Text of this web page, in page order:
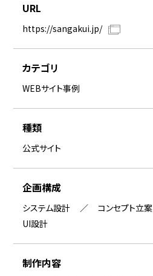
URL
https://sangakui.jp/
カテゴリ
WEBサイト事例
種類
公式サイト
企画構成
システム設計 コンセプト立案
UI設計
制作内容